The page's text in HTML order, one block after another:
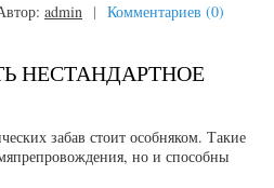
admin | Комментариев (0)
НЕСТАНДАРТНОЕ
забав стоит особняком. Такие
но и способны